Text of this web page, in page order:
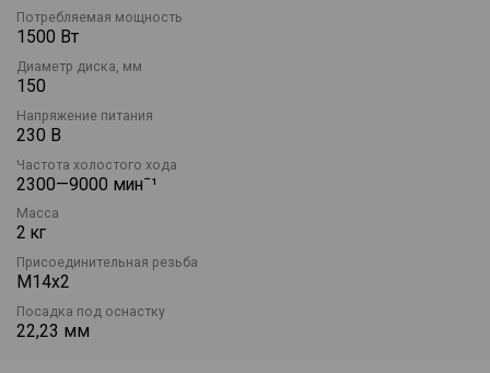
инструмента
Вибропоглощающая боковая рукоятка
Защита от пыли
Потребляемая мощность
1500 Вт
Диаметр диска, мм
150
Напряжение питания
230 В
Частота холостого хода
2300—9000 минˉ¹
Масса
2 кг
Присоединительная резьба
М14х2
Посадка под оснастку
22,23 мм